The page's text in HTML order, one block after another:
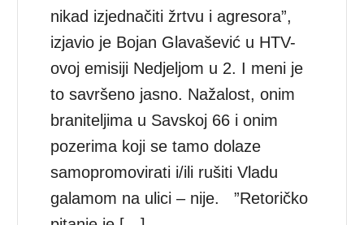
nikad izjednačiti žrtvu i agresora”,
izjavio je Bojan Glavašević u HTV-
ovoj emisiji Nedjeljom u 2. I meni je
to savršeno jasno. Nažalost, onim
braniteljima u Savskoj 66 i onim
pozerima koji se tamo dolaze
samopromovirati i/ili rušiti Vladu
galamom na ulici – nije. ”Retoričko